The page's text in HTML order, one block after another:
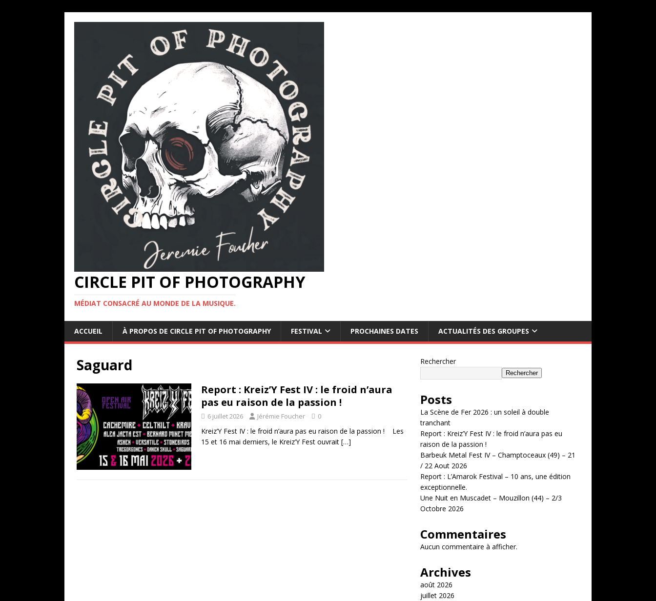
CIRCLE PIT OF PHOTOGRAPHY
MÉDIAT CONSACRÉ AU MONDE DE LA MUSIQUE.
ACCUEIL À PROPOS DE CIRCLE PIT OF PHOTOGRAPHY FESTIVAL PROCHAINES DATES ACTUALITÉS DES GROUPES
Saguard
Report : Kreiz’Y Fest IV : le froid n’aura
pas eu raison de la passion !
6 juillet 2026 Jérémie Foucher 0
Kreiz’Y Fest IV : le froid n’aura pas eu raison de la passion ! Les
15 et 16 mai derniers, le Kreiz’Y Fest ouvrait […]
Rechercher
Rechercher
Posts
La Scène de Fer 2026 : un soleil à double
tranchant
Report : Kreiz’Y Fest IV : le froid n’aura pas eu
raison de la passion !
Barbeuk Metal Fest IV – Champtoceaux (49) – 21
/ 22 Aout 2026
Report : L’Amarok Festival – 10 ans, une édition
exceptionnelle.
Une Nuit en Muscadet – Mouzillon (44) – 2/3
Octobre 2026
Commentaires
Aucun commentaire à afficher.
Archives
août 2026
juillet 2026